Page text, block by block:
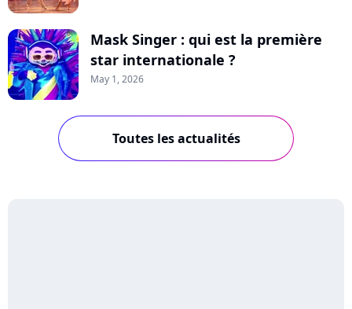
Mask Singer : qui est la première
star internationale ?
May 1, 2026
Toutes les actualités